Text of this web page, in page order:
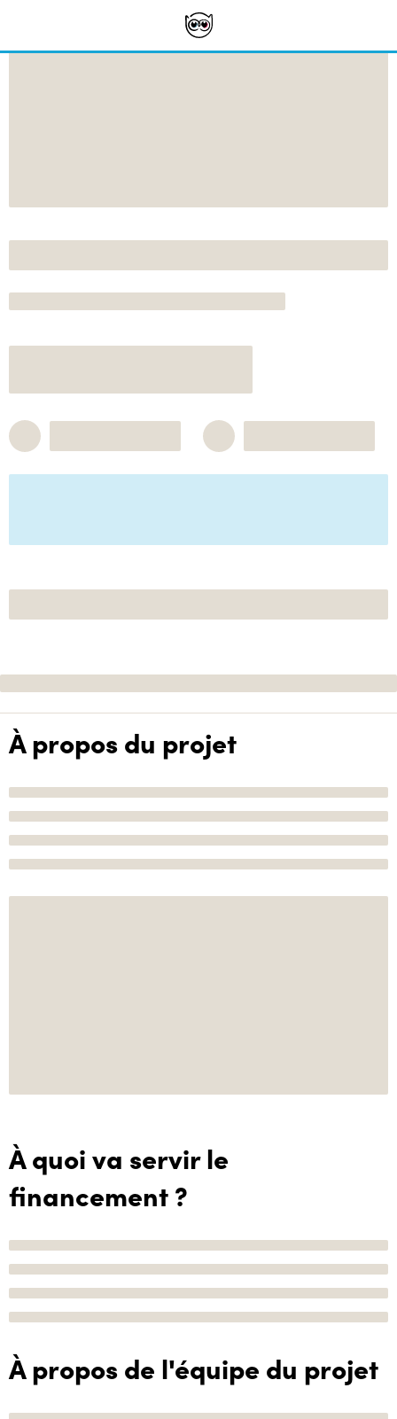
À propos du projet
À quoi va servir le
financement ?
À propos de l'équipe du projet